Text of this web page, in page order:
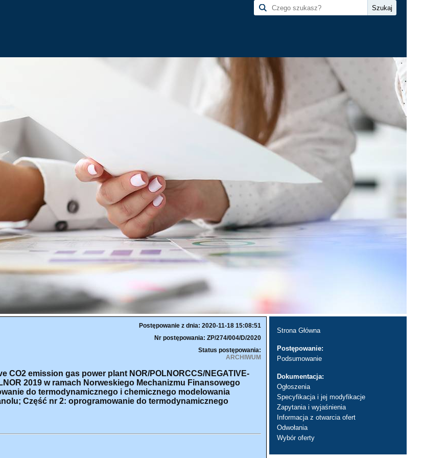
Postępowanie z dnia: 2020-11-18 15:08:51
Nr postępowania: ZP/274/004/D/2020
Status postępowania:
ARCHIWUM
emission gas power plant NOR/POLNORCCS/NEGATIVE-
2019 w ramach Norweskiego Mechanizmu Finansowego
do termodynamicznego i chemicznego modelowania
Część nr 2: oprogramowanie do termodynamicznego
Strona Główna
Postępowanie:
Podsumowanie
Dokumentacja:
Ogłoszenia
Specyfikacja i jej modyfikacje
Zapytania i wyjaśnienia
Informacja z otwarcia ofert
Odwołania
Wybór oferty